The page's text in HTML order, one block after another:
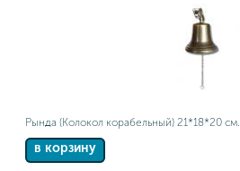
Рында (Колокол корабельный) 21*18*20 см.
в корзину